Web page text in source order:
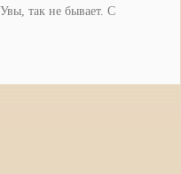
так не бывает. С